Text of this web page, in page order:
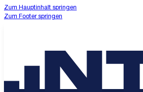
Zum Hauptinhalt springen
Zum Footer springen